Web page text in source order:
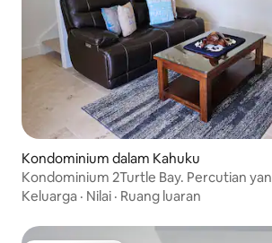
Kondominium dalam Kahuku
Kondominium 2Turtle Bay. Percutian
dua orang.
Keluarga · Nilai · Ruang luaran